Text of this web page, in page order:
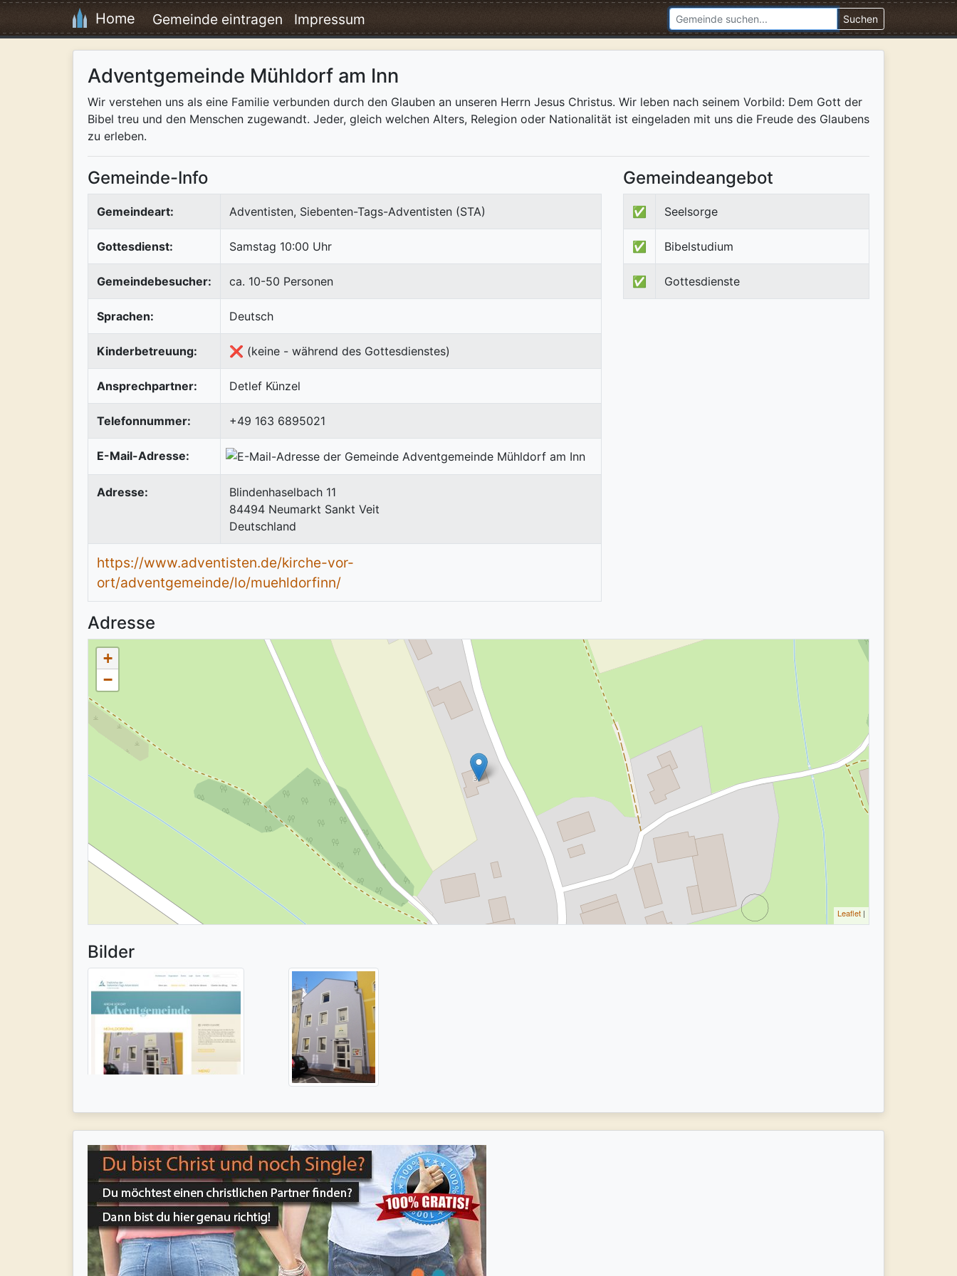
Home Gemeinde eintragen Impressum Suchen
Adventgemeinde Mühldorf am Inn
Wir verstehen uns als eine Familie verbunden durch den Glauben an unseren Herrn Jesus Christus. Wir leben nach seinem Vorbild: Dem Gott der
Bibel treu und den Menschen zugewandt. Jeder, gleich welchen Alters, Relegion oder Nationalität ist eingeladen mit uns die Freude des Glaubens
zu erleben.
Gemeinde-Info
Gemeindeart: Adventisten, Siebenten-Tags-Adventisten (STA)
Gottesdienst: Samstag 10:00 Uhr
Gemeindebesucher: ca. 10-50 Personen
Sprachen: Deutsch
Kinderbetreuung: ❌ (keine - während des Gottesdienstes)
Ansprechpartner: Detlef Künzel
Telefonnummer: +49 163 6895021
E-Mail-Adresse:
Adresse:
Blindenhaselbach 11
84494 Neumarkt Sankt Veit
Deutschland
https://www.adventisten.de/kirche-vor-
ort/adventgemeinde/lo/muehldorfinn/
Gemeindeangebot
✅ Seelsorge
✅ Bibelstudium
✅ Gottesdienste
Adresse
+
−
Leaflet |
Bilder